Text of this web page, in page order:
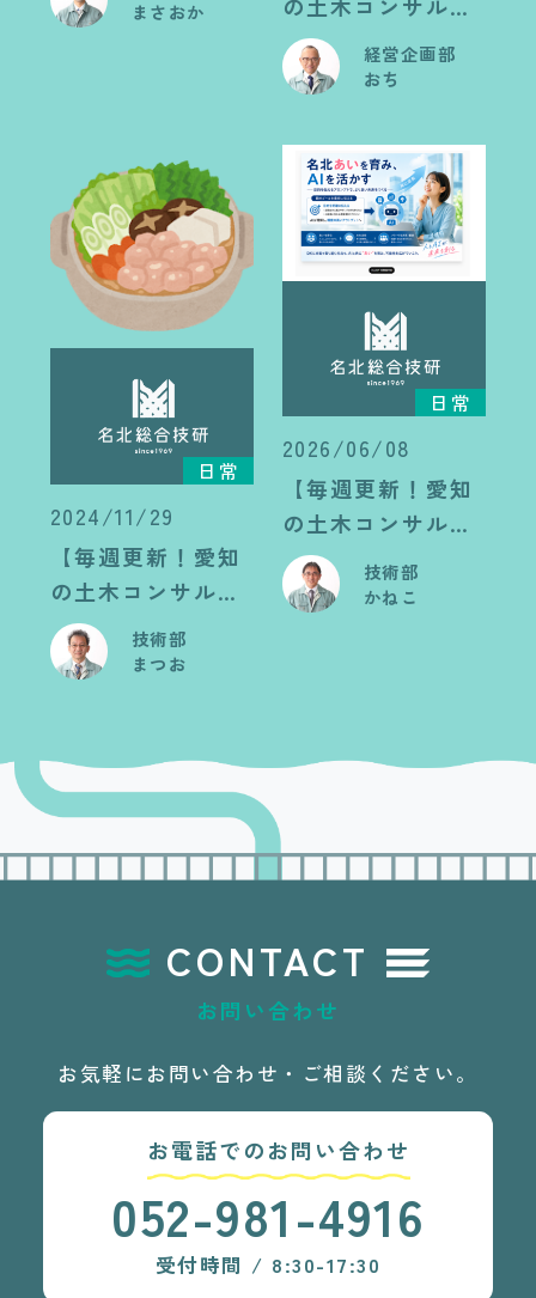
養方法 まさおか
記】近頃気になる
TV-CMの話し
経営企画部
おち
日常
2024/11/29
【毎週更新！愛知
の土木コンサル日
記】こんなこと
で・・
技術部
まつお
日常
2026/06/08
【毎週更新！愛知
の土木コンサル日
記】あいを育んで
います
技術部
かねこ
CONTACT
お問い合わせ
お気軽にお問い合わせ・ご相談ください。
お電話でのお問い合わせ
052-981-4916
受付時間 / 8:30-17:30